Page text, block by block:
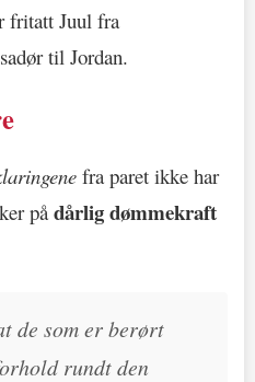
fritatt Juul fra
til Jordan.
fra paret ikke har
pådårlig dømmekraft
de som er berørt
rundt den